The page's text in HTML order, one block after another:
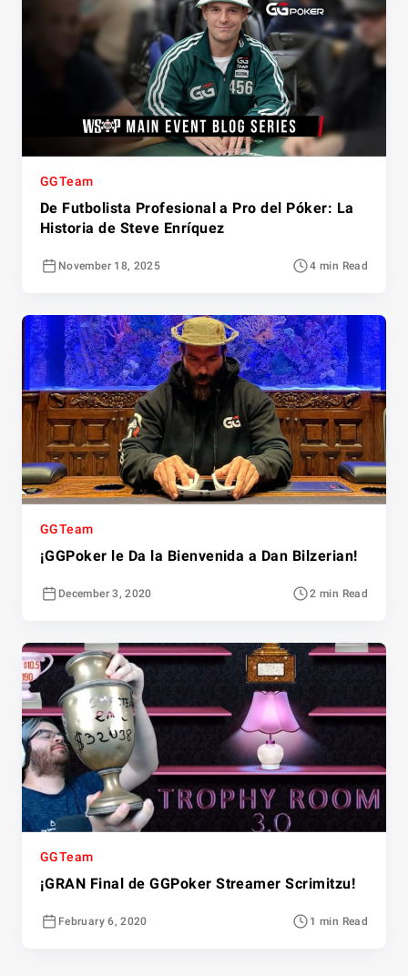
GGTeam
De Futbolista Profesional a Pro del Póker: La
Historia de Steve Enríquez
November 18, 2025 4 min Read
GGTeam
¡GGPoker le Da la Bienvenida a Dan Bilzerian!
December 3, 2020 2 min Read
GGTeam
¡GRAN Final de GGPoker Streamer Scrimitzu!
February 6, 2020 1 min Read